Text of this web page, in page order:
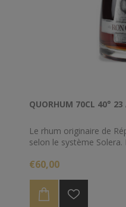
QUORHUM 70CL 40° 23
Le rhum originaire de
selon le système
mise en bouteille des
€60,00